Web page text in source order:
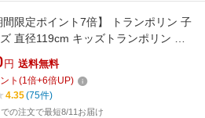
間限定ポイント7倍】 トランポリン 子
直径119cm キッズトランポリン セ
ット ネット 48インチ キッズ 室内
り付き 安全ネット付き スプリング バ
内遊具 幼児 男の子 女の子 子供用 お
円 送料無料
ト (1倍+6倍UP)
4.35(75件)
の注文で最短8/11お届け